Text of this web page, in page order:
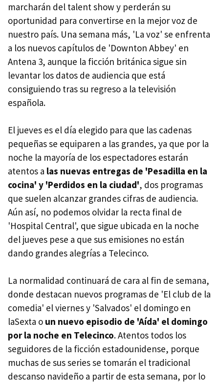
marcharán del talent show y perderán su
oportunidad para convertirse en la mejor voz de
nuestro país. Una semana más, 'La voz' se enfrenta
a los nuevos capítulos de 'Downton Abbey' en
Antena 3, aunque la ficción británica sigue sin
levantar los datos de audiencia que está
consiguiendo tras su regreso a la televisión
española.
El jueves es el día elegido para que las cadenas
pequeñas se equiparen a las grandes, ya que por la
noche la mayoría de los espectadores estarán
atentos a las nuevas entregas de 'Pesadilla en la
cocina' y 'Perdidos en la ciudad', dos programas
que suelen alcanzar grandes cifras de audiencia.
Aún así, no podemos olvidar la recta final de
'Hospital Central', que sigue ubicada en la noche
del jueves pese a que sus emisiones no están
dando grandes alegrías a Telecinco.
La normalidad continuará de cara al fin de semana,
donde destacan nuevos programas de 'El club de la
comedia' el viernes y 'Salvados' el domingo en
laSexta o un nuevo episodio de 'Aída' el domingo
por la noche en Telecinco. Atentos todos los
seguidores de la ficción estadounidense, porque
muchas de sus series se tomarán el tradicional
descanso navideño a partir de esta semana, por lo